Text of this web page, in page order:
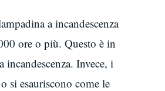
a incandescenza
ore o più. Questo è in
Invece, i
si esauriscono come le